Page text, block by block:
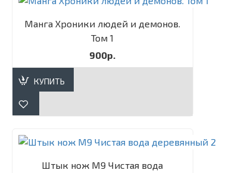
Манга Хроники людей и демонов.
Том 1
900р.
КУПИТЬ
Штык нож М9 Чистая вода